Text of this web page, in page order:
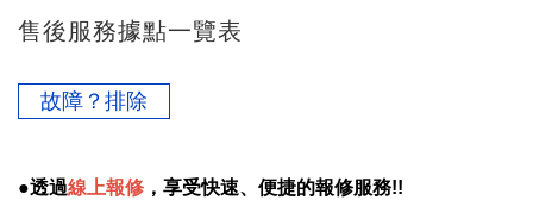
售後服務據點一覽表
故障？排除
●透過線上報修 ，享受快速、便捷的報修服務!!